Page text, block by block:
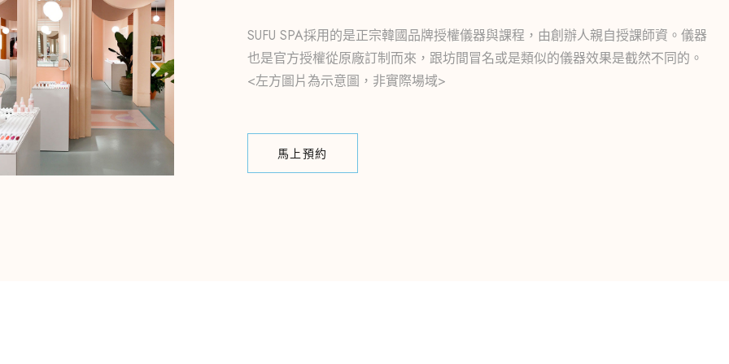
SUFU SPA採用的是正宗韓國品牌授權儀器與課程，由創辦人親自授課師資。儀器
也是官方授權從原廠訂制而來，跟坊間冒名或是類似的儀器效果是截然不同的。
<左方圖片為示意圖，非實際場域>
馬上預約